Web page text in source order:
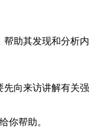
帮助其发现和分析内
先向来访讲解有关强
你帮助。